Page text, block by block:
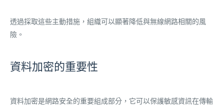
透過採取這些主動措施，組織可以顯著降低與無線網路相關的風
險。
資料加密的重要性
資料加密是網路安全的重要組成部分，它可以保護敏感資訊在傳輸